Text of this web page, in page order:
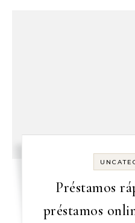
Préstamos
préstamos